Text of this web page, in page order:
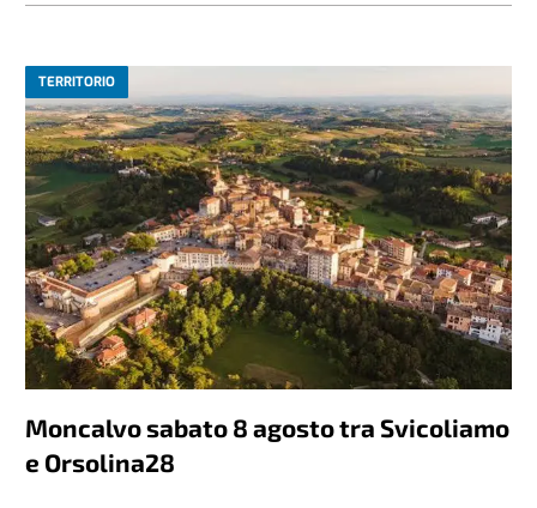
TERRITORIO
Moncalvo sabato 8 agosto tra Svicoliamo
e Orsolina28